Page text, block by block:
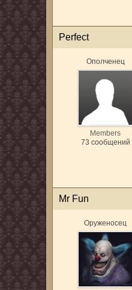
Perfect
Ополченец
Members
73 сообщений
Mr Fun
Оруженосец